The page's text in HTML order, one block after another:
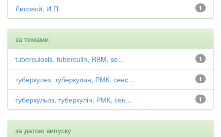
1
Лисовой, И.П.
за темами
1
tuberculosis, tuberculin, RBM, se...
1
туберкулез, туберкулин, РМК, сенс...
1
туберкульоз, туберкулін, РМК, сен...
за датою випуску